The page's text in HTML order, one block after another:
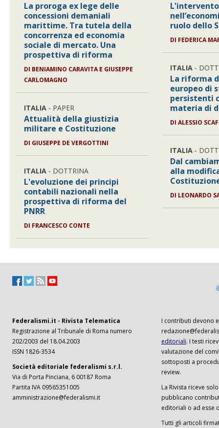
La proroga ex lege delle
concessioni demaniali
marittime. Tra tutela della
concorrenza ed economia
sociale di mercato. Una
prospettiva di riforma
DI BENIAMINO CARAVITA E GIUSEPPE
CARLOMAGNO
ITALIA - PAPER
Attualità della giustizia
militare e Costituzione
DI GIUSEPPE DE VERGOTTINI
ITALIA - DOTTRINA
L'evoluzione dei principi
contabili nazionali nella
prospettiva di riforma del
PNRR
DI FRANCESCO CONTE
ruolo dello
DI FEDERICA
ITALIA -
La riforma
europeo di
persistenti
materia di
DIALESSIO
ITALIA -
Dal
alla
DI LEONARDO
Federalismi.it - Rivista Telematica
Registrazione al Tribunale di Roma numero
202/2003 del 18.04.2003
ISSN 1826-3534
Società editoriale federalismi s.r.l.
Via di Porta Pinciana, 6 00187 Roma
Partita IVA 09565351005
amministrazione@federalismi.it
I contributi devono
editoriali. I testi
valutazione del
sottoposti a
review.
La Rivista riceve
pubblicano
editoriali o ad esse
Tutti gli articoli